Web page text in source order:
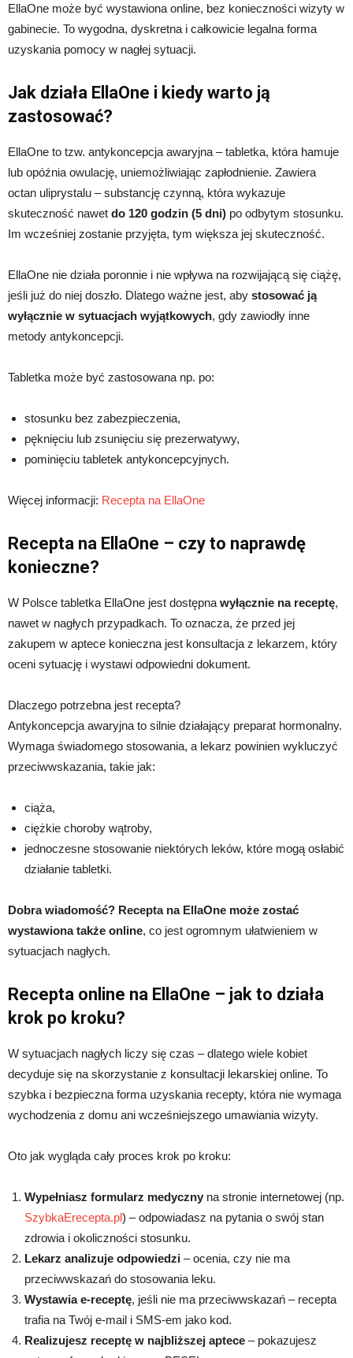
EllaOne może być wystawiona online, bez konieczności wizyty w
gabinecie. To wygodna, dyskretna i całkowicie legalna forma
uzyskania pomocy w nagłej sytuacji.
Jak działa EllaOne i kiedy warto ją
zastosować?
EllaOne to tzw. antykoncepcja awaryjna – tabletka, która hamuje
lub opóźnia owulację, uniemożliwiając zapłodnienie. Zawiera
octan uliprystalu – substancję czynną, która wykazuje
skuteczność nawet do 120 godzin (5 dni) po odbytym stosunku.
Im wcześniej zostanie przyjęta, tym większa jej skuteczność.
EllaOne nie działa poronnie i nie wpływa na rozwijającą się ciążę,
jeśli już do niej doszło. Dlatego ważne jest, aby stosować ją
wyłącznie w sytuacjach wyjątkowych, gdy zawiodły inne
metody antykoncepcji.
Tabletka może być zastosowana np. po:
stosunku bez zabezpieczenia,
pęknięciu lub zsunięciu się prezerwatywy,
pominięciu tabletek antykoncepcyjnych.
Więcej informacji: Recepta na EllaOne
Recepta na EllaOne – czy to naprawdę
konieczne?
W Polsce tabletka EllaOne jest dostępna wyłącznie na receptę,
nawet w nagłych przypadkach. To oznacza, że przed jej
zakupem w aptece konieczna jest konsultacja z lekarzem, który
oceni sytuację i wystawi odpowiedni dokument.
Dlaczego potrzebna jest recepta?
Antykoncepcja awaryjna to silnie działający preparat hormonalny.
Wymaga świadomego stosowania, a lekarz powinien wykluczyć
przeciwwskazania, takie jak:
ciąża,
ciężkie choroby wątroby,
jednoczesne stosowanie niektórych leków, które mogą osłabić
działanie tabletki.
Dobra wiadomość? Recepta na EllaOne może zostać
wystawiona także online, co jest ogromnym ułatwieniem w
sytuacjach nagłych.
Recepta online na EllaOne – jak to działa
krok po kroku?
W sytuacjach nagłych liczy się czas – dlatego wiele kobiet
decyduje się na skorzystanie z konsultacji lekarskiej online. To
szybka i bezpieczna forma uzyskania recepty, która nie wymaga
wychodzenia z domu ani wcześniejszego umawiania wizyty.
Oto jak wygląda cały proces krok po kroku:
Wypełniasz formularz medyczny na stronie internetowej (np.
SzybkaErecepta.pl) – odpowiadasz na pytania o swój stan
zdrowia i okoliczności stosunku.
Lekarz analizuje odpowiedzi – ocenia, czy nie ma
przeciwwskazań do stosowania leku.
Wystawia e-receptę, jeśli nie ma przeciwwskazań – recepta
trafia na Twój e-mail i SMS-em jako kod.
Realizujesz receptę w najbliższej aptece – pokazujesz